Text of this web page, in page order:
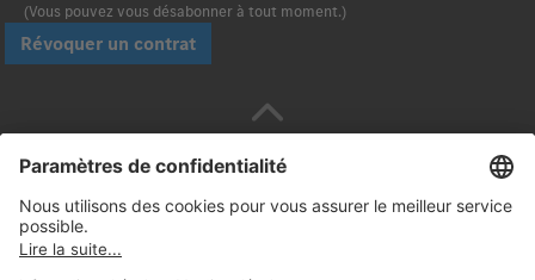
(Vous pouvez vous désabonner à tout moment.)
Révoquer un contrat
Payez en toute sécurité avec :